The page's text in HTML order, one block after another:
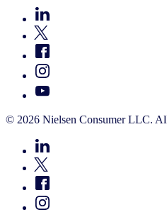
© 2026 Nielsen Consumer LLC.